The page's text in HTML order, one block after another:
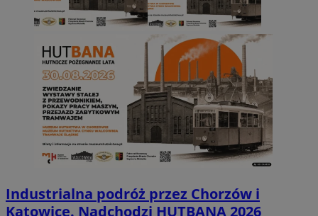
Industrialna podróż przez Chorzów i
Katowice. Nadchodzi HUTBANA 2026